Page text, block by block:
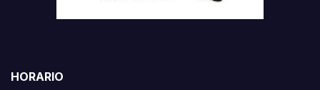
HORARIO